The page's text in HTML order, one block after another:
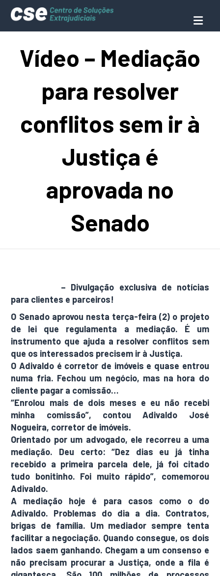
Vídeo – Mediação
para resolver
conflitos sem ir à
Justiça é
aprovada no
Senado
– Divulgação exclusiva de notícias
para clientes e parceiros!
O Senado aprovou nesta terça-feira (2) o projeto
de lei que regulamenta a mediação. É um
instrumento que ajuda a resolver conflitos sem
que os interessados precisem ir à Justiça.
O Adivaldo é corretor de imóveis e quase entrou
numa fria. Fechou um negócio, mas na hora do
cliente pagar a comissão…
“Enrolou mais de dois meses e eu não recebi
minha comissão”, contou Adivaldo José
Nogueira, corretor de imóveis.
Orientado por um advogado, ele recorreu a uma
mediação. Deu certo: “Dez dias eu já tinha
recebido a primeira parcela dele, já foi citado
tudo bonitinho. Foi muito rápido”, comemorou
Adivaldo.
A mediação hoje é para casos como o do
Adivaldo. Problemas do dia a dia. Contratos,
brigas de família. Um mediador sempre tenta
facilitar a negociação. Quando consegue, os dois
lados saem ganhando. Chegam a um consenso e
não precisam procurar a Justiça, onde a fila é